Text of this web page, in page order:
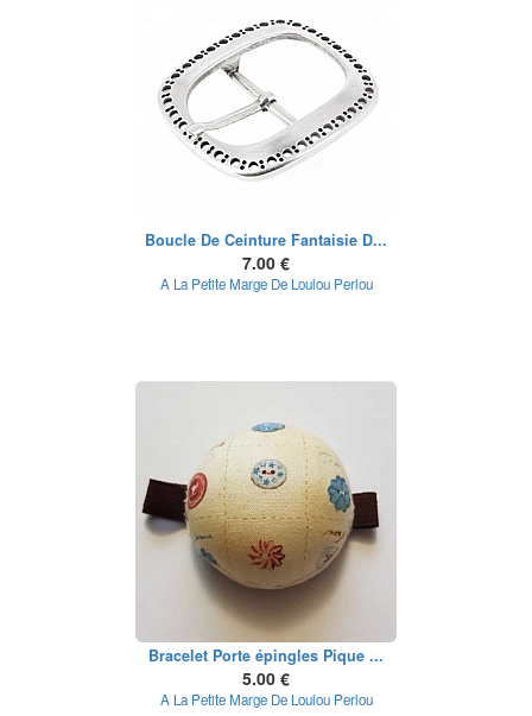
Boucle De Ceinture Fantaisie D...
7.00 €
A La Petite Marge De Loulou Perlou
Bracelet Porte épingles Pique ...
5.00 €
A La Petite Marge De Loulou Perlou